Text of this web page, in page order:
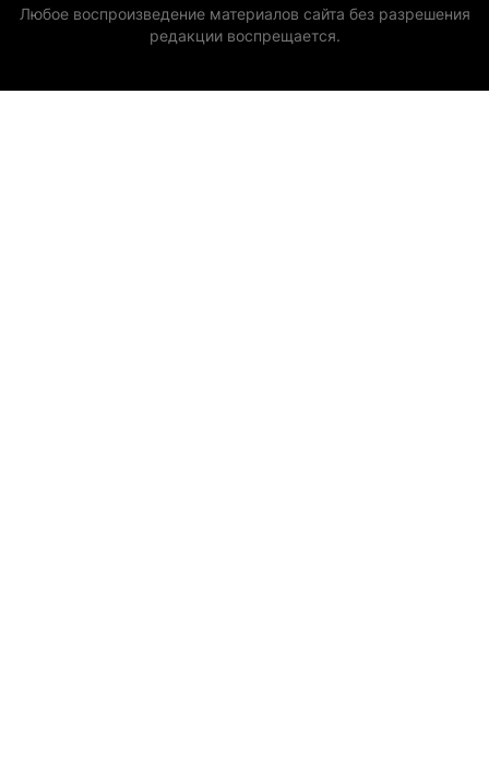
Любое воспроизведение материалов сайта без разрешения
редакции воспрещается.